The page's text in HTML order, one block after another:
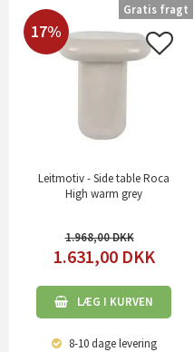
17%
Leitmotiv - Side table Roca
High warm grey
1.968,00
1.631,00 DKK
LÆG I KURVEN
8-10 dagelevering
Gratis fragt